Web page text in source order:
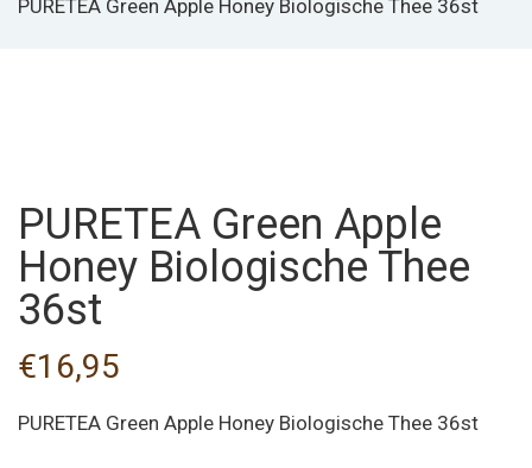
PURETEA Green Apple Honey Biologische Thee 36st
PURETEA Green Apple
Honey Biologische Thee
36st
€16,95
PURETEA Green Apple Honey Biologische Thee 36st